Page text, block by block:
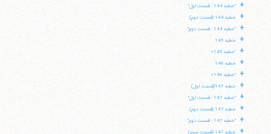
+ "خطبه 144 - قسمت اول"
+ خطبه 144 (قسمت دوم)
+ "خطبه 144 - قسمت دوم"
+ خطبه 145
+ "خطبه 145»
+ خطبه 146
+ "خطبه 146»
+ خطبه 147(قسمت اول)
+ "خطبه 147 - قسمت اول"
+ خطبه 147 (قسمت دوم)
+ "خطبه 147 - قسمت دوم"
+ خطبه 147 (قسمت سوم)